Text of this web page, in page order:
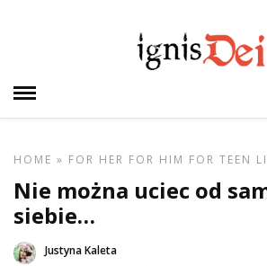
HOME » FOR HER FOR HIM FOR TEEN
Nie można uciec od
siebie…
Justyna Kaleta